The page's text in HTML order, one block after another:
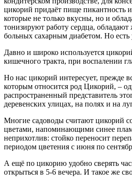
цикорий придаёт пище пикантность
которые не только вкусны, но и
тонизируют работу сердца,
больных сахарным диабетом. Но есть
Давно и широко используется
кишечного тракта, при воспалении
Но нас цикорий интересует, прежде
которым относится род Цикорий, –
распространенный представитель
деревенских улицах, на полях и на
Многие садоводы считают цикорий
цветами, напоминающими синее
неприхотлив: стойко переносит
периодом цветения с июня по
А ещё по цикорию удобно сверять
открыться в 5-6 вечера. И такое же